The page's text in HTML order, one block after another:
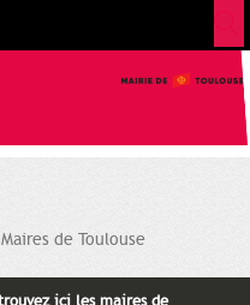
de Toulouse
cookies